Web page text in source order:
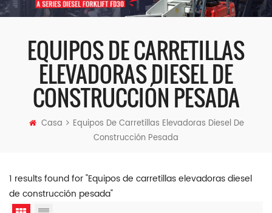
EQUIPOS DE CARRETILLAS
ELEVADORAS DIESEL DE
CONSTRUCCIÓN PESADA
Casa
Equipos De Carretillas Elevadoras Diesel De
Construcción Pesada
1 results found for "Equipos de carretillas elevadoras diesel
de construcción pesada"